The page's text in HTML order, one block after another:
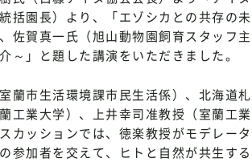
括園長）より、「エゾシカとの共存の
佐賀真一氏（旭山動物園飼育スタッフ
～」と題した講演をいただきました。
蘭市生活環境課市民生活係）、北海道
工業大学）、上井幸司准教授（室蘭工
カッションでは、徳楽教授がモデレー
参加者を交えて、ヒトと自然が共生す